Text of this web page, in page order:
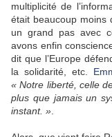
multiplicité de
était beaucoup moins
un grand pas avec
avons enfin
dit que l’Europe
la solidarité, etc.
« Notre liberté, celle
plus que jamais un
instant. »